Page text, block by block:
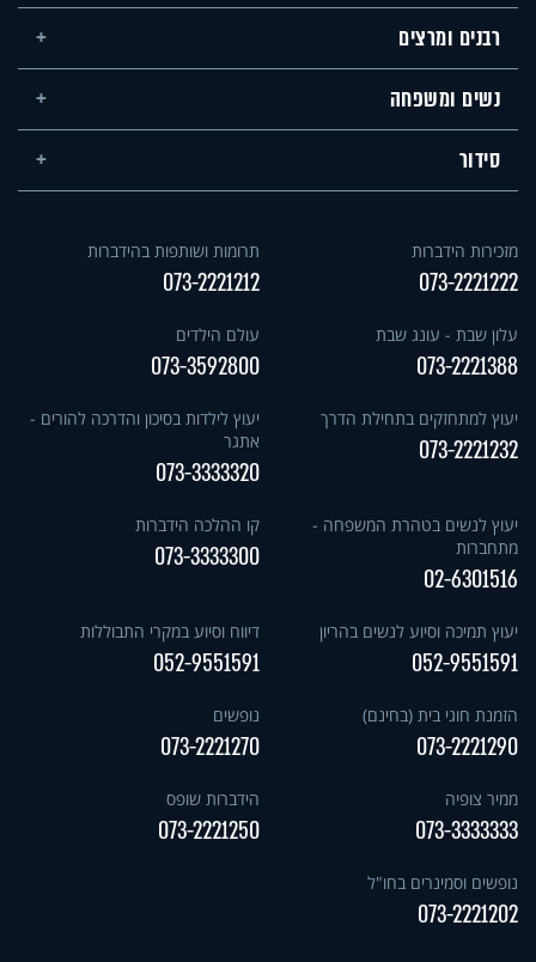
רבנים ומרצים
נשים ומשפחה
סידור
מזכירות הידברות
073-2221222
תרומות ושותפות בהידברות
073-2221212
עלון שבת - עונג שבת
073-2221388
עולם הילדים
073-3592800
יעוץ למתחזקים בתחילת הדרך
073-2221232
יעוץ לילדות בסיכון והדרכה להורים -
אתגר
073-3333320
יעוץ לנשים בטהרת המשפחה -
מתחברות
02-6301516
קו ההלכה הידברות
073-3333300
יעוץ תמיכה וסיוע לנשים בהריון
052-9551591
דיווח וסיוע במקרי התבוללות
052-9551591
הזמנת חוגי בית (בחינם)
073-2221290
נופשים
073-2221270
ממיר צופיה
073-3333333
הידברות שופס
073-2221250
נופשים וסמינרים בחו"ל
073-2221202